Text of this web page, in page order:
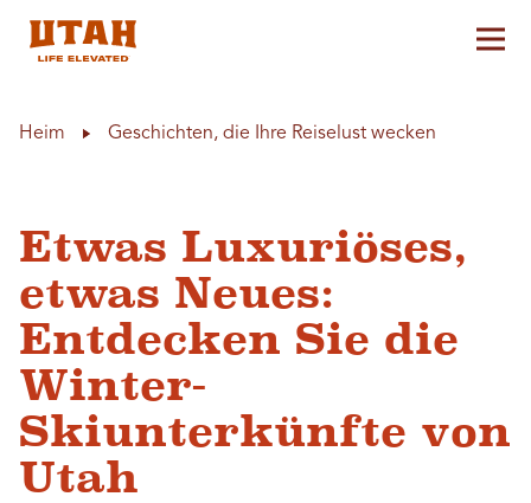
Heim Geschichten, die Ihre Reiselust wecken
Etwas Luxuriöses,
etwas Neues:
Entdecken Sie die
Winter-
Skiunterkünfte von
Utah